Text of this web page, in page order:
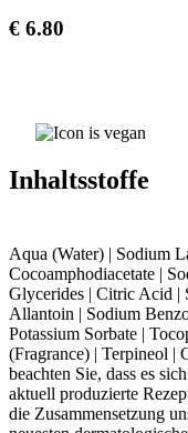
€ 6.80
Inhaltsstoffe
Aqua (Water) | Sodium
Cocoamphodiacetate |
Glycerides | Citric Acid |
Allantoin | Sodium
Potassium Sorbate |
(Fragrance) | Terpineol |
beachten Sie, dass es
aktuell produzierte
die Zusammensetzung